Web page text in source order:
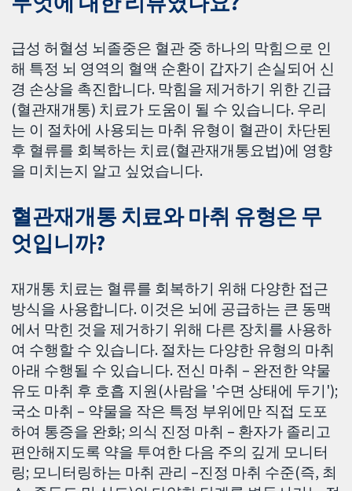
급성 허혈성 뇌졸중은 혈관 중 하나의 막힘으로 인
해 특정 뇌 영역의 혈액 순환이 갑자기 손실되어 신
경 손상을 촉진합니다. 막힘을 제거하기 위한 긴급
(혈관재개통) 치료가 도움이 될 수 있습니다. 우리
는 이 절차에 사용되는 마취 유형이 혈관이 차단된
후 혈류를 회복하는 치료(혈관재개통요법)에 영향
을 미치는지 알고 싶었습니다.
혈관재개통 치료와 마취 유형은 무
엇입니까?
재개통 치료는 혈류를 회복하기 위해 다양한 접근
방식을 사용합니다. 이것은 뇌에 공급하는 큰 동맥
에서 막힌 것을 제거하기 위해 다른 장치를 사용하
여 수행할 수 있습니다. 절차는 다양한 유형의 마취
아래 수행될 수 있습니다. 전신 마취 – 완전한 약물
유도 마취 후 호흡 지원(사람을 '수면 상태에 두기');
국소 마취 – 약물을 작은 특정 부위에만 직접 도포
하여 통증을 완화; 의식 진정 마취 – 환자가 졸리고
편안해지도록 약을 투여한 다음 주의 깊게 모니터
링; 모니터링하는 마취 관리 –진정 마취 수준(즉, 최